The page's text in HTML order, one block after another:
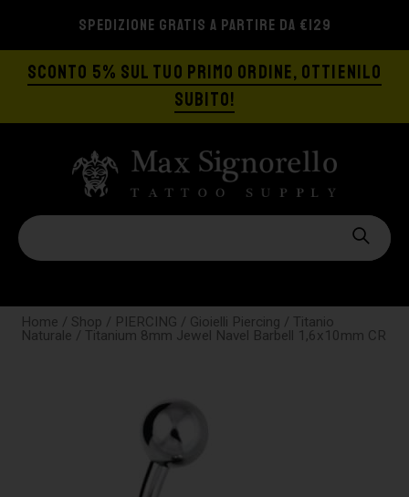
SPEDIZIONE GRATIS A PARTIRE DA €129
SCONTO 5% SUL TUO PRIMO ORDINE, OTTIENILO
SUBITO!
Home / Shop / PIERCING / Gioielli Piercing / Titanio
Naturale / Titanium 8mm Jewel Navel Barbell 1,6x10mm CR